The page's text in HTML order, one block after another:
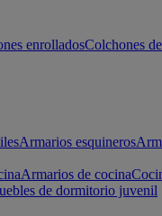
enrolladosColchones
Armarios esquineros
Armarios de cocina
de dormitorio juvenil